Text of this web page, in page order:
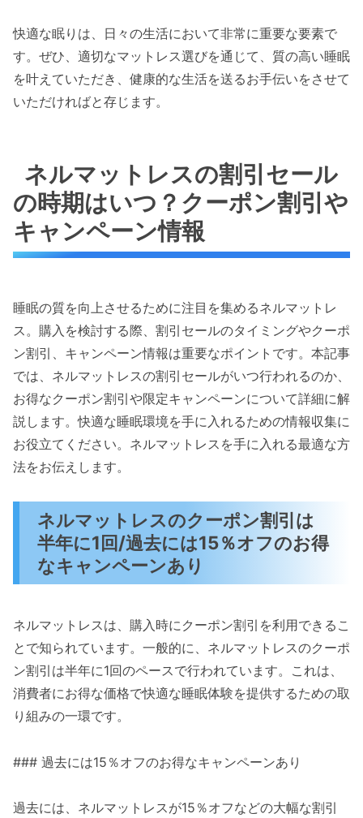
快適な眠りは、日々の生活において非常に重要な要素で
す。ぜひ、適切なマットレス選びを通じて、質の高い睡眠
を叶えていただき、健康的な生活を送るお手伝いをさせて
いただければと存じます。
ネルマットレスの割引セール
の時期はいつ？クーポン割引や
キャンペーン情報
睡眠の質を向上させるために注目を集めるネルマットレ
ス。購入を検討する際、割引セールのタイミングやクーポ
ン割引、キャンペーン情報は重要なポイントです。本記事
では、ネルマットレスの割引セールがいつ行われるのか、
お得なクーポン割引や限定キャンペーンについて詳細に解
説します。快適な睡眠環境を手に入れるための情報収集に
お役立てください。ネルマットレスを手に入れる最適な方
法をお伝えします。
ネルマットレスのクーポン割引は
半年に1回/過去には15％オフのお得
なキャンペーンあり
ネルマットレスは、購入時にクーポン割引を利用できるこ
とで知られています。一般的に、ネルマットレスのクーポ
ン割引は半年に1回のペースで行われています。これは、
消費者にお得な価格で快適な睡眠体験を提供するための取
り組みの一環です。
### 過去には15％オフのお得なキャンペーンあり
過去には、ネルマットレスが15％オフなどの大幅な割引